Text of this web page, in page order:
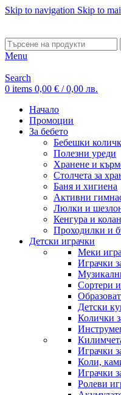
Skip to navigation Skip to
Menu
Search
0 items 0,00 € / 0,00 лв.
Начало
Промоции
За бебето
Бебешки
Полезни уреди
Хранене и
Столчета за
Баня и хигиена
Активни
Люлки и
Кенгура и
Проходилки и
Детски играчки
Меки
Играчки
Сортери
Детски
Колички
Играчки
Коли,
Играчки
Ролеви